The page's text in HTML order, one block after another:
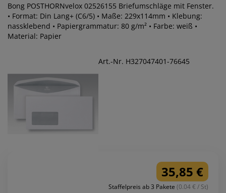
Bong POSTHORNvelox 02526155 Briefumschläge mit Fenster.
• Format: Din Lang+ (C6/5) • Maße: 229x114mm • Klebung:
nassklebend • Papiergrammatur: 80 g/m² • Farbe: weiß •
Material: Papier
Art.-Nr. H327047401-76645
35,85 €
Staffelpreis ab 3 Pakete (0.04 € / St)